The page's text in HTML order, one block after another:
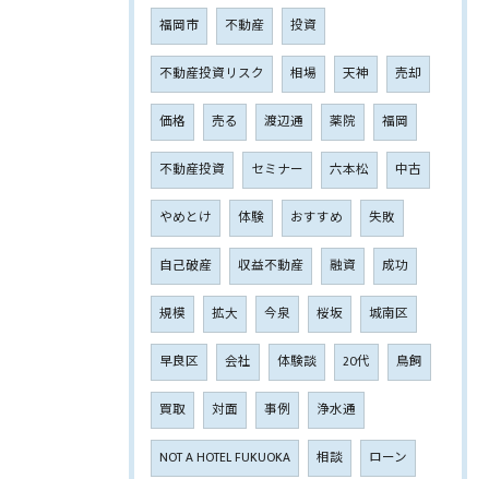
福岡市 不動産 投資
不動産投資リスク 相場 天神 売却
価格 売る 渡辺通 薬院 福岡
不動産投資 セミナー 六本松 中古
やめとけ 体験 おすすめ 失敗
自己破産 収益不動産 融資 成功
規模 拡大 今泉 桜坂 城南区
早良区 会社 体験談 20代 鳥飼
買取 対面 事例 浄水通
NOT A HOTEL FUKUOKA 相談 ローン